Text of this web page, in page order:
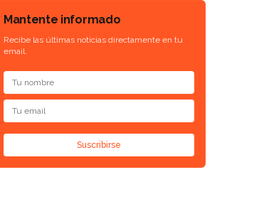
Mantente informado
Recibe las últimas noticias directamente en tu
email.
Suscribirse